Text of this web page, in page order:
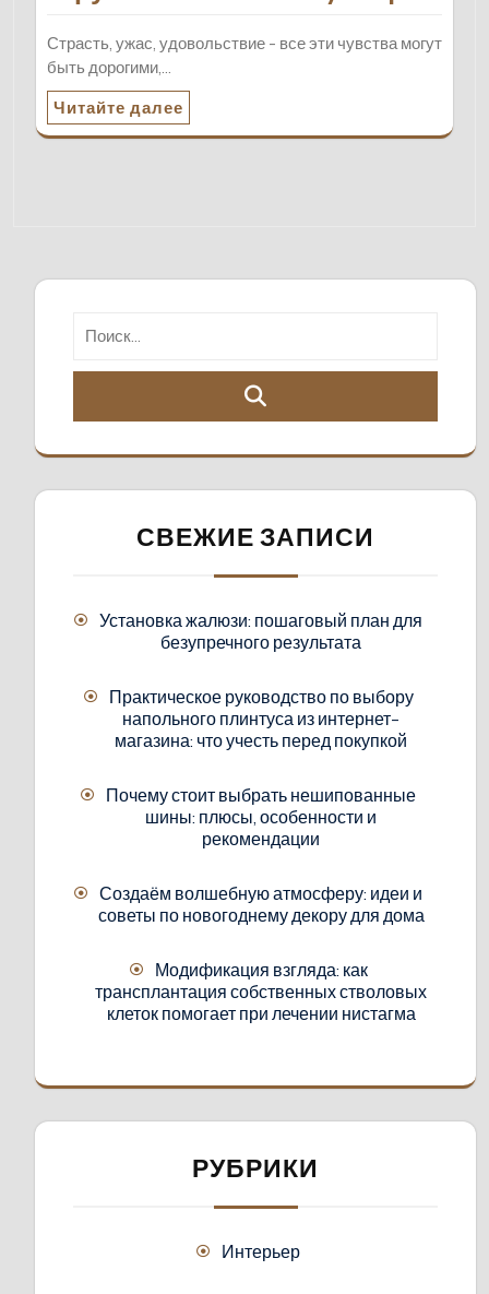
Страсть, ужас, удовольствие - все эти чувства могут
быть дорогими,…
Читайте далее
СВЕЖИЕ ЗАПИСИ
Установка жалюзи: пошаговый план для
безупречного результата
Практическое руководство по выбору
напольного плинтуса из интернет-
магазина: что учесть перед покупкой
Почему стоит выбрать нешипованные
шины: плюсы, особенности и
рекомендации
Создаём волшебную атмосферу: идеи и
советы по новогоднему декору для дома
Модификация взгляда: как
трансплантация собственных стволовых
клеток помогает при лечении нистагма
РУБРИКИ
Интерьер